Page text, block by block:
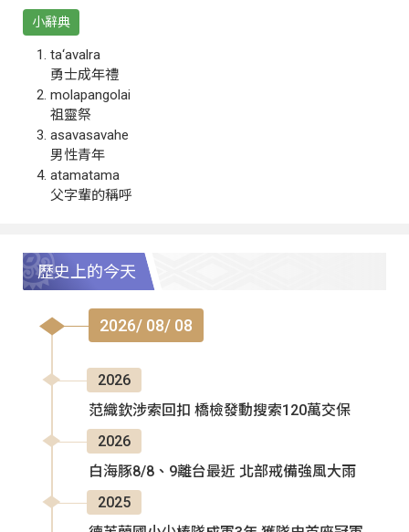
小辭典
ta‘avalra
勇士成年禮
molapangolai
祖靈祭
asavasavahe
男性青年
atamatama
父字輩的稱呼
歷史上的今天
2026/ 08/ 08
2026
范織欽涉索回扣 橋檢發動搜索120萬交保
2026
白海豚8/8、9離台最近 北部戒備強風大雨
2025